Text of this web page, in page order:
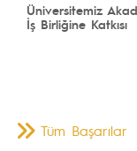
Üniversitemiz
İş Birliğine Katkısı
Tüm Başarılar